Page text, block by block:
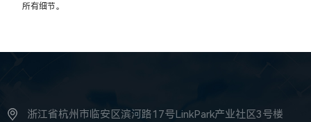
所有细节。
浙江省杭州市临安区滨河路17号LinkPark产业社区3号楼